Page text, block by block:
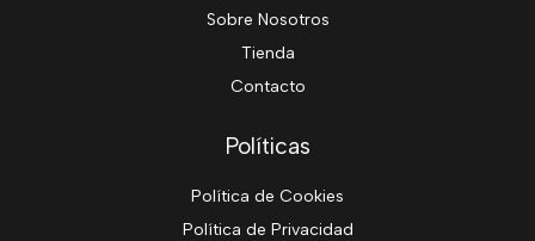
Sobre Nosotros
Tienda
Contacto
Políticas
Política de Cookies
Política de Privacidad